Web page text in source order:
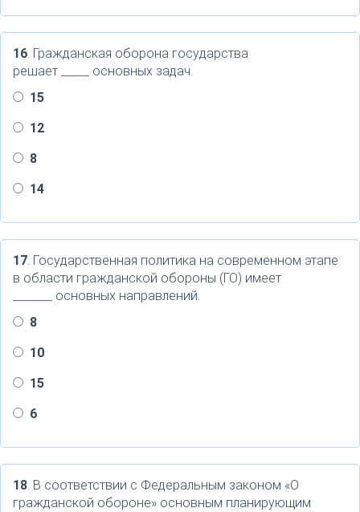
16. Гражданская оборона государства
решает _____ основных задач.
15
12
8
14
17. Государственная политика на современном этапе
в области гражданской обороны (ГО) имеет
_______ основных направлений.
8
10
15
6
18. В соответствии с Федеральным законом «О
гражданской обороне» основным планирующим